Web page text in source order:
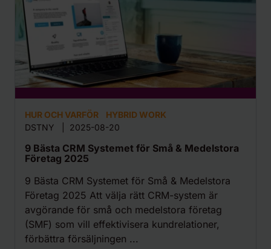
HUR OCH VARFÖR
HYBRID WORK
DSTNY
2025-08-20
9 Bästa CRM Systemet för Små & Medelstora
Företag 2025
9 Bästa CRM Systemet för Små & Medelstora
Företag 2025 Att välja rätt CRM-system är
avgörande för små och medelstora företag
(SMF) som vill effektivisera kundrelationer,
förbättra försäljningen ...